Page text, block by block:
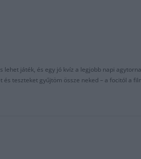
lehet játék, és egy jó kvíz a legjobb napi
teszteket gyűjtöm össze neked – a focitól a